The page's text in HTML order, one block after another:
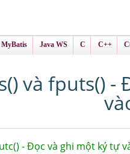
MyBatis Java WS C C++
và fputs()
- Đọc và ghi một ký tự